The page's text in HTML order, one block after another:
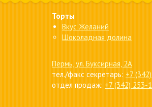
Торты
Вкус Желаний
Шоколадная долина
Пермь, ул. Буксирная, 2А
тел./факс секретарь: +7
отдел продаж: +7 (342) 253-